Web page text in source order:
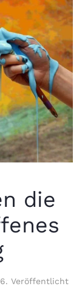
die
. Veröffentlicht